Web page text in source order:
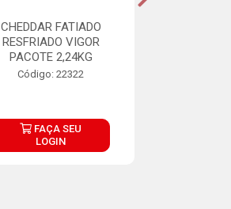
CHEDDAR FATIADO
RESFRIADO VIGOR
PACOTE 2,24KG
Código: 22322
FAÇA SEU
LOGIN